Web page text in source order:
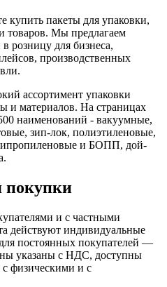
купить пакеты для упаковки,
товаров. Мы предлагаем
розницу для бизнеса,
производственных
ассортимент упаковки
и материалов. На страницах
наименований - вакуумные,
зип-лок, полиэтиленовые,
и БОПП, дой-
покупки
и с частными
действуют индивидуальные
постоянных покупателей —
указаны с НДС, доступны
с физическими и с